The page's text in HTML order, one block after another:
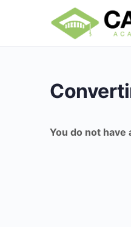
You do not have